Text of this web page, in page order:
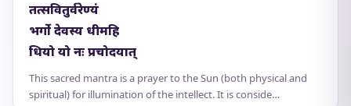
तत्सवितुर्वरेण्यं
भर्गो देवस्य धीमहि
धियो यो नः प्रचोदयात्
This sacred mantra is a prayer to the Sun (both physical and
spiritual) for illumination of the intellect. It is conside…